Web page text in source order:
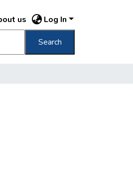
us Log In
Search